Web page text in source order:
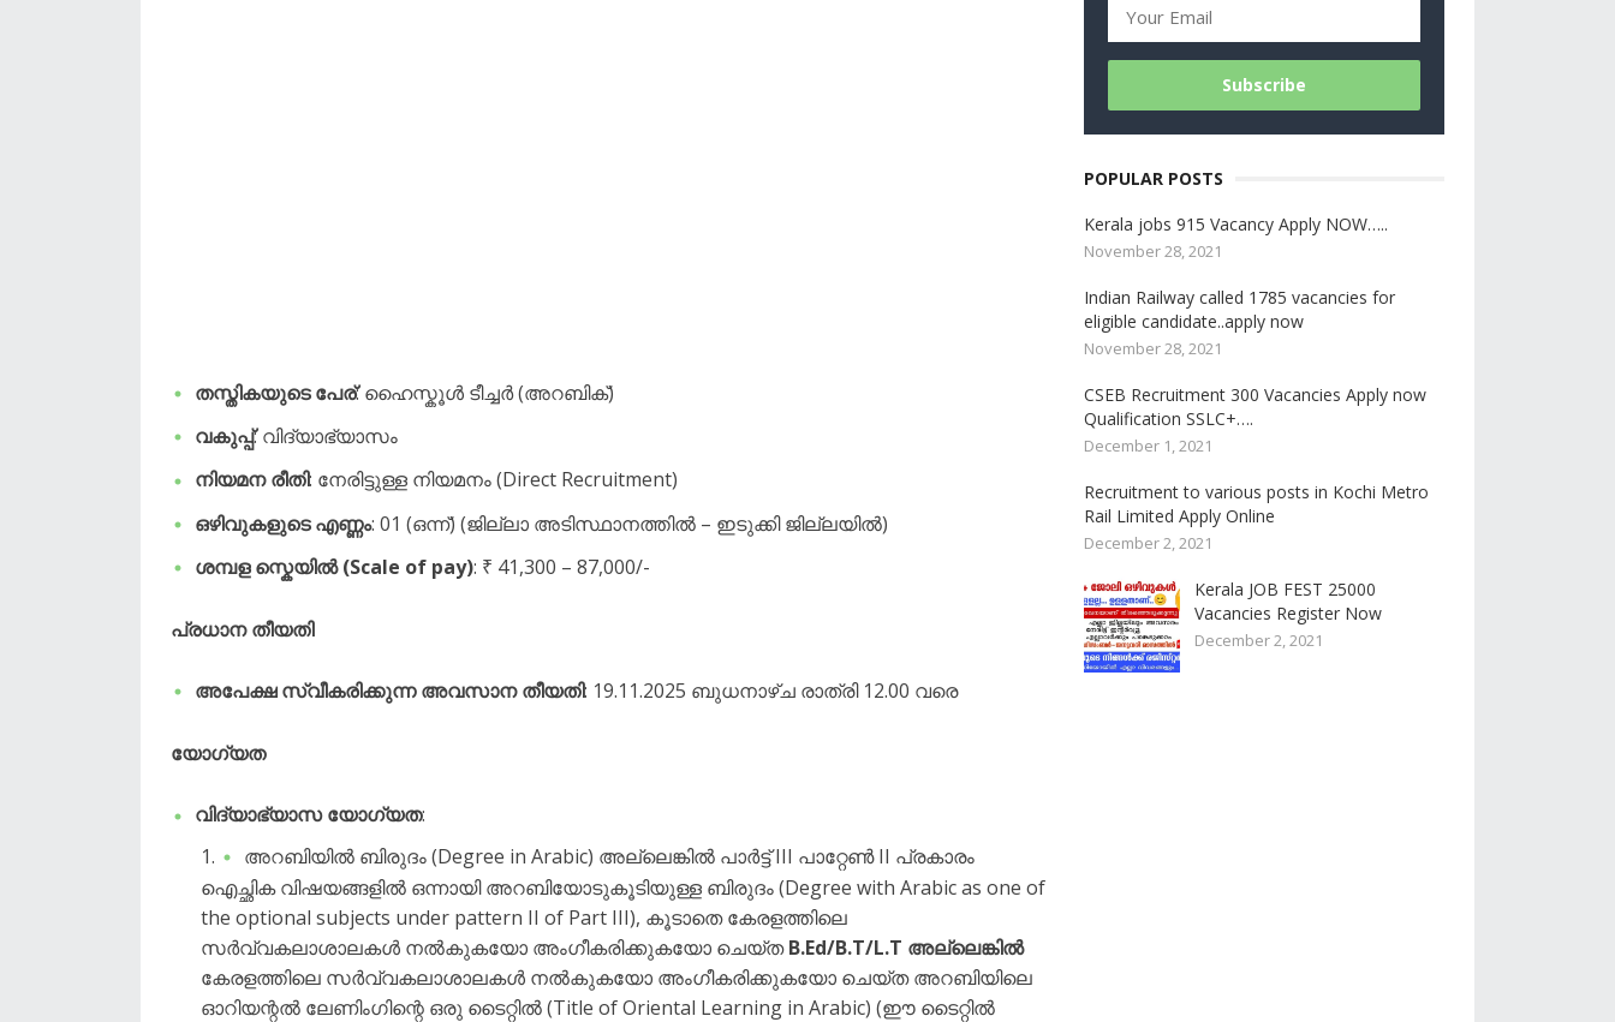
തസ്തികയുടെ പേര്: ഹൈസ്കൂൾ ടീച്ചർ (അറബിക്)
വകുപ്പ്: വിദ്യാഭ്യാസം
നിയമന രീതി: നേരിട്ടുള്ള നിയമനം (Direct Recruitment)
ഒഴിവുകളുടെ എണ്ണം: 01 (ഒന്ന്) (ജില്ലാ അടിസ്ഥാനത്തിൽ – ഇടുക്കി ജില്ലയിൽ)
ശമ്പള സ്കെയിൽ (Scale of pay): ₹ 41,300 – 87,000/-
പ്രധാന തീയതി
അപേക്ഷ സ്വീകരിക്കുന്ന അവസാന തീയതി: 19.11.2025 ബുധനാഴ്ച രാത്രി 12.00 വരെ
യോഗ്യത
വിദ്യാഭ്യാസ യോഗ്യത:
​അറബിയിൽ ബിരുദം (Degree in Arabic) അല്ലെങ്കിൽ പാർട്ട് III പാറ്റേൺ II പ്രകാരം
ഐച്ഛിക വിഷയങ്ങളിൽ ഒന്നായി അറബിയോടുകൂടിയുള്ള ബിരുദം (Degree with Arabic as one of
the optional subjects under pattern II of Part III), കൂടാതെ കേരളത്തിലെ
സർവ്വകലാശാലകൾ നൽകുകയോ അംഗീകരിക്കുകയോ ചെയ്തB.Ed/B.T/L.T അല്ലെങ്കിൽ
കേരളത്തിലെ സർവ്വകലാശാലകൾ നൽകുകയോ അംഗീകരിക്കുകയോ ചെയ്ത അറബിയിലെ
ഓറിയന്റൽ ലേണിംഗിന്റെ ഒരു ടൈറ്റിൽ (Title of Oriental Learning in Arabic) (ഈ ടൈറ്റിൽ
POPULAR POSTS
Kerala jobs 915 Vacancy Apply NOW…..
November 28, 2021
Indian Railway called 1785 vacancies for
eligible candidate..apply now
November 28, 2021
CSEB Recruitment 300 Vacancies Apply now
Qualification SSLC+….
December 1, 2021
Recruitment to various posts in Kochi Metro
Rail Limited Apply Online
December 2, 2021
Kerala JOB FEST 25000
Vacancies Register Now
December 2, 2021